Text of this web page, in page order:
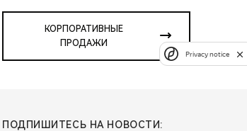
КОРПОРАТИВНЫЕ
ПРОДАЖИ
ПОДПИШИТЕСЬ НА НОВОСТИ:
Privacy notice